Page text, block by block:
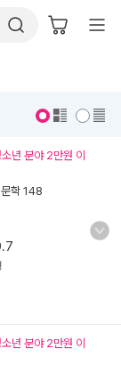
년 분야 2만원 이
학 148
년 분야 2만원 이